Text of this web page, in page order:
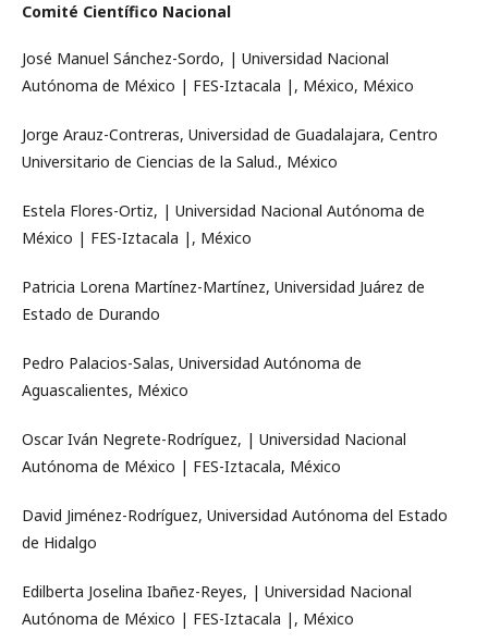
Comité Científico Nacional
José Manuel Sánchez-Sordo, | Universidad Nacional
Autónoma de México | FES-Iztacala |, México, México
Jorge Arauz-Contreras, Universidad de Guadalajara, Centro
Universitario de Ciencias de la Salud., México
Estela Flores-Ortiz, | Universidad Nacional Autónoma de
México | FES-Iztacala |, México
Patricia Lorena Martínez-Martínez, Universidad Juárez de
Estado de Durando
Pedro Palacios-Salas, Universidad Autónoma de
Aguascalientes, México
Oscar Iván Negrete-Rodríguez, | Universidad Nacional
Autónoma de México | FES-Iztacala, México
David Jiménez-Rodríguez, Universidad Autónoma del Estado
de Hidalgo
Edilberta Joselina Ibañez-Reyes, | Universidad Nacional
Autónoma de México | FES-Iztacala |, México